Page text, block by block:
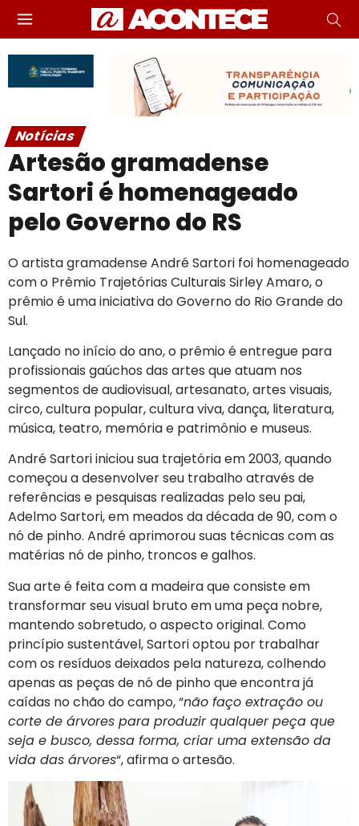
Notícias
Artesão gramadense
Sartori é homenageado
pelo Governo do RS
O artista gramadense André Sartori foi homenageado
com o Prêmio Trajetórias Culturais Sirley Amaro, o
prêmio é uma iniciativa do Governo do Rio Grande do
Sul.
Lançado no início do ano, o prêmio é entregue para
profissionais gaúchos das artes que atuam nos
segmentos de audiovisual, artesanato, artes visuais,
circo, cultura popular, cultura viva, dança, literatura,
música, teatro, memória e patrimônio e museus.
André Sartori iniciou sua trajetória em 2003, quando
começou a desenvolver seu trabalho através de
referências e pesquisas realizadas pelo seu pai,
Adelmo Sartori, em meados da década de 90, com o
nó de pinho. André aprimorou suas técnicas com as
matérias nó de pinho, troncos e galhos.
Sua arte é feita com a madeira que consiste em
transformar seu visual bruto em uma peça nobre,
mantendo sobretudo, o aspecto original. Como
princípio sustentável, Sartori optou por trabalhar
com os resíduos deixados pela natureza, colhendo
apenas as peças de nó de pinho que encontra já
caídas no chão do campo, “não faço extração ou
corte de árvores para produzir qualquer peça que
seja e busco, dessa forma, criar uma extensão da
vida das árvores“, afirma o artesão.